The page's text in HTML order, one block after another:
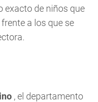
exacto de niños que
a los que se
, el departamento